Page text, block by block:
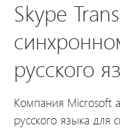
Skype
русского
Компания Microsoft
русского языка для